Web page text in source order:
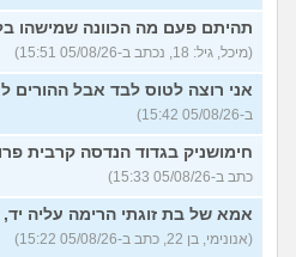
המלחמה, מה לעשות איתו?
(אנונימי, בן 15)
לסבית או לא לסבית ומה
לעשות עם זה?
ומתייעצת, בת 18)
איך את מתמודדים עם זה
בן 22)
עוד שאלות
תהיתם פעם מה הכוונה שמישהו
(מיכל, גיל: 18, נכתב ב-05/08/26 15:51)
אני רוצה לטוס לבד אבל ההורים
ב-05/08/26 15:42)
חימושניק בגדוד הנדסה קרבית
כתב ב-05/08/26 15:33)
אמא של בת זוגתי הרימה עליה
(אנונימי, בן 22, כתב ב-05/08/26 15:22)